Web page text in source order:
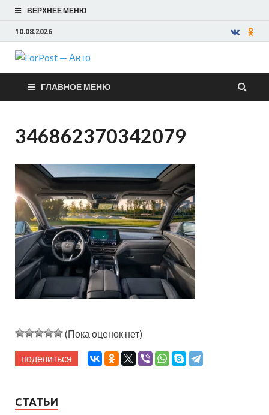
ВЕРХНЕЕ МЕНЮ
10.08.2026
ForPost —
Авто
ГЛАВНОЕ МЕНЮ
346862370342079
(Пока оценок нет)
поделиться
СТАТЬИ